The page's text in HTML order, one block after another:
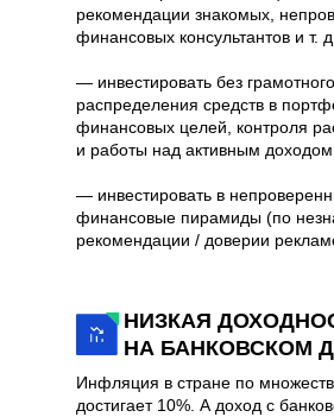
рекомендации знакомых,
финансовых консультантов и т. д.
— инвестировать без грамотного
распределения средств в
финансовых целей, контроля
и работы над активным доходом
— инвестировать в
финансовые пирамиды (по
рекомендации / доверии
НИЗКАЯ
НА БАНКОВСКОМ
Инфляция в стране по
достигает 10%. А доход с